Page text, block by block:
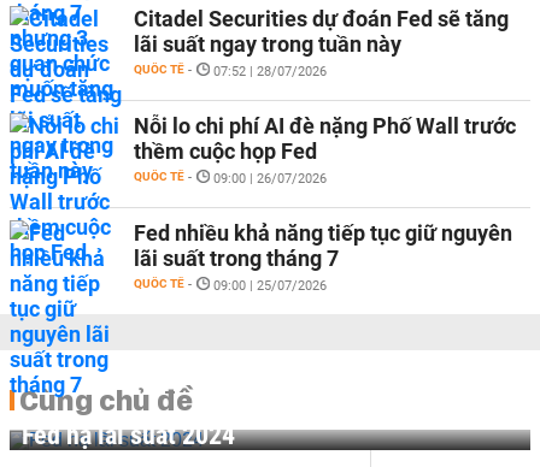
Citadel Securities dự đoán Fed sẽ tăng
lãi suất ngay trong tuần này
QUỐC TẾ - 07:52 | 28/07/2026
Nỗi lo chi phí AI đè nặng Phố Wall trước
thềm cuộc họp Fed
QUỐC TẾ - 09:00 | 26/07/2026
Fed nhiều khả năng tiếp tục giữ nguyên
lãi suất trong tháng 7
QUỐC TẾ - 09:00 | 25/07/2026
Cùng chủ đề
Fed hạ lãi suất 2024